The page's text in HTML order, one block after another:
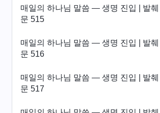
매일의 하나님 말씀 ― 생명 진입 | 발췌
문 515
매일의 하나님 말씀 ― 생명 진입 | 발췌
문 516
매일의 하나님 말씀 ― 생명 진입 | 발췌
문 517